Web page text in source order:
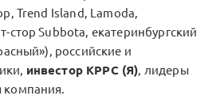
Trend Island, Lamoda,
стор Subbota, екатеринбургский
российские и
инвестор КРРС (Я), лидеры